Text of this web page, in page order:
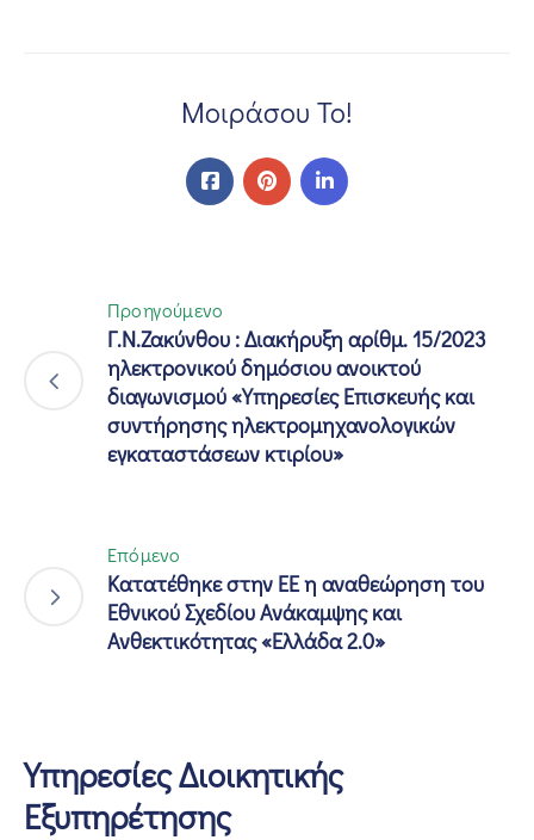
Μοιράσου Το!
Προηγούμενο
Γ.Ν.Ζακύνθου : Διακήρυξη αρίθμ. 15/2023
ηλεκτρονικού δημόσιου ανοικτού
διαγωνισμού «Υπηρεσίες Επισκευής και
συντήρησης ηλεκτρομηχανολογικών
εγκαταστάσεων κτιρίου»
Επόμενο
Κατατέθηκε στην ΕΕ η αναθεώρηση του
Εθνικού Σχεδίου Ανάκαμψης και
Ανθεκτικότητας «Ελλάδα 2.0»
Υπηρεσίες Διοικητικής
Εξυπηρέτησης